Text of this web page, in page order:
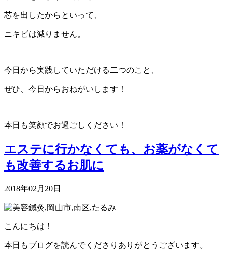
芯を出したからといって、
ニキビは減りません。
今日から実践していただける二つのこと、
ぜひ、今日からおねがいします！
本日も笑顔でお過ごしください！
エステに行かなくても、お薬がなくて
も改善するお肌に
2018年02月20日
こんにちは！
本日もブログを読んでくださりありがとうございます。